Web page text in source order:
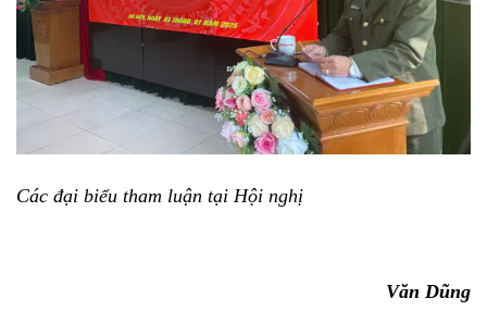
Các đại biểu tham luận tại Hội nghị
Văn Dũng